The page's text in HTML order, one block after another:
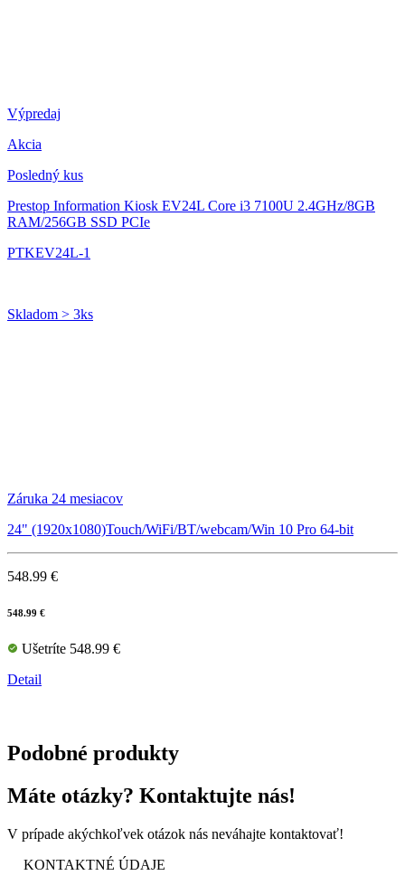
Výpredaj
Akcia
Posledný kus
Prestop Information Kiosk EV24L Core i3 7100U 2.4GHz/8GB
RAM/256GB SSD PCIe
PTKEV24L-1
Skladom > 3ks
Záruka 24 mesiacov
24" (1920x1080)Touch/WiFi/BT/webcam/Win 10 Pro 64-bit
548.99 €
548.99 €
Ušetríte 548.99 €
Detail
Podobné produkty
Máte otázky? Kontaktujte nás!
V prípade akýchkoľvek otázok nás neváhajte kontaktovať!
KONTAKTNÉ ÚDAJE